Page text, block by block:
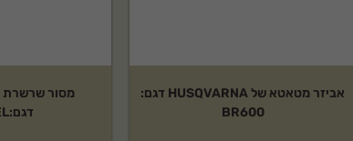
אביזר מטאטא של HUSQVARNA דגם:
BR600
דגם:H321EL